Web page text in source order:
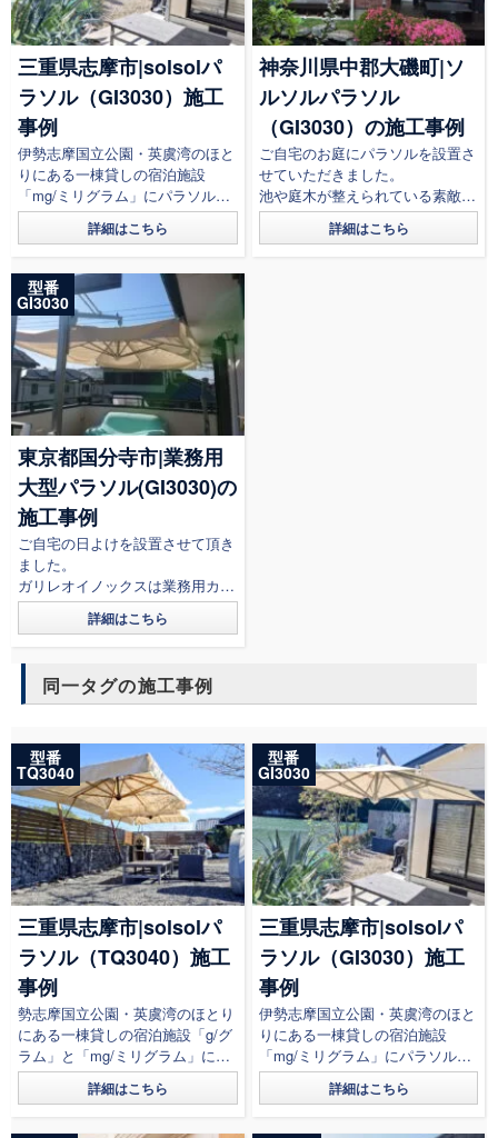
三重県志摩市|solsolパ
ラソル（GI3030）施工
事例
伊勢志摩国立公園・英虞湾のほと
りにある一棟貸しの宿泊施設
「mg/ミリグラム」にパラソルを
導入いただきました。テラスでは
BBQグリルも...詳細はこちら
神奈川県中郡大磯町|ソ
ルソルパラソル
（GI3030）の施工事例
ご自宅のお庭にパラソルを設置さ
せていただきました。
池や庭木が整えられている素敵な
お庭にパラソルがマッチし贅沢な
詳細はこちら
型番
GI3030
東京都国分寺市|業務用
大型パラソル(GI3030)の
施工事例
ご自宅の日よけを設置させて頂き
ました。
ガリレオイノックスは業務用カテ
ゴリではありますが、個人宅様で
の設置でも勿論大歓...
詳細はこちら
同一タグの施工事例
型番
TQ3040
三重県志摩市|solsolパ
ラソル（TQ3040）施工
事例
勢志摩国立公園・英虞湾のほとり
にある一棟貸しの宿泊施設「g/グ
ラム」と「mg/ミリグラム」にパ
ラソルを導入いただきました。共
有のガー...詳細はこちら
型番
GI3030
三重県志摩市|solsolパ
ラソル（GI3030）施工
事例
伊勢志摩国立公園・英虞湾のほと
りにある一棟貸しの宿泊施設
「mg/ミリグラム」にパラソルを
導入いただきました。テラスでは
BBQグリルも...詳細はこちら